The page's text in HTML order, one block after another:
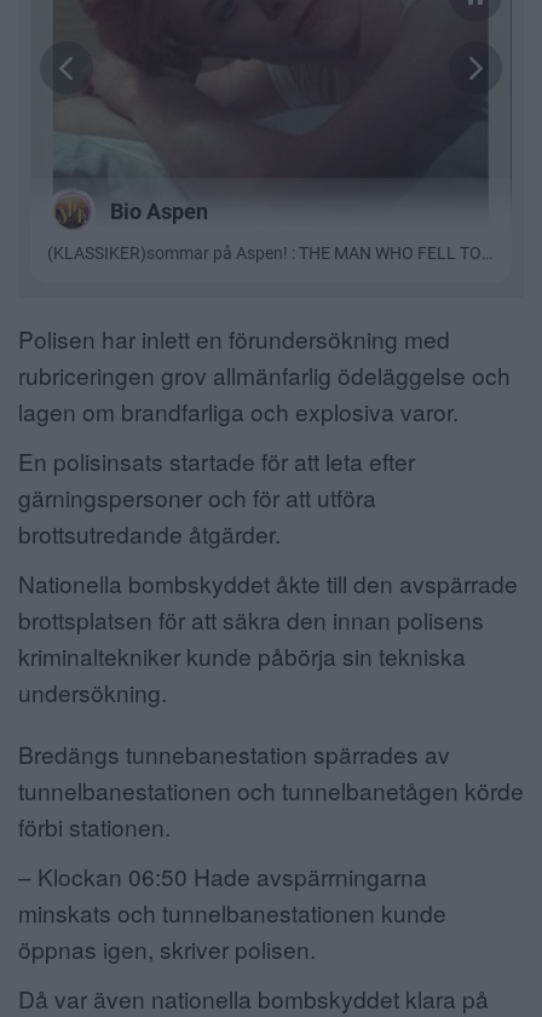
Polisen har inlett en förundersökning med
rubriceringen grov allmänfarlig ödeläggelse och
lagen om brandfarliga och explosiva varor.
En polisinsats startade för att leta efter
gärningspersoner och för att utföra
brottsutredande åtgärder.
Nationella bombskyddet åkte till den avspärrade
brottsplatsen för att säkra den innan polisens
kriminaltekniker kunde påbörja sin tekniska
undersökning.
Bredängs tunnebanestation spärrades av
tunnelbanestationen och tunnelbanetågen körde
förbi stationen.
– Klockan 06:50 Hade avspärrningarna
minskats och tunnelbanestationen kunde
öppnas igen, skriver polisen.
Då var även nationella bombskyddet klara på